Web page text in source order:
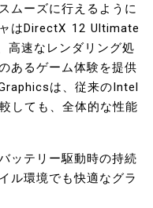
ムーズに行えるように
はDirectX 12 Ultimate
高速なレンダリング処
あるゲーム体験を提供
は、従来のIntel
しても、全体的な性能
ッテリー駆動時の持続
ル環境でも快適なグラ